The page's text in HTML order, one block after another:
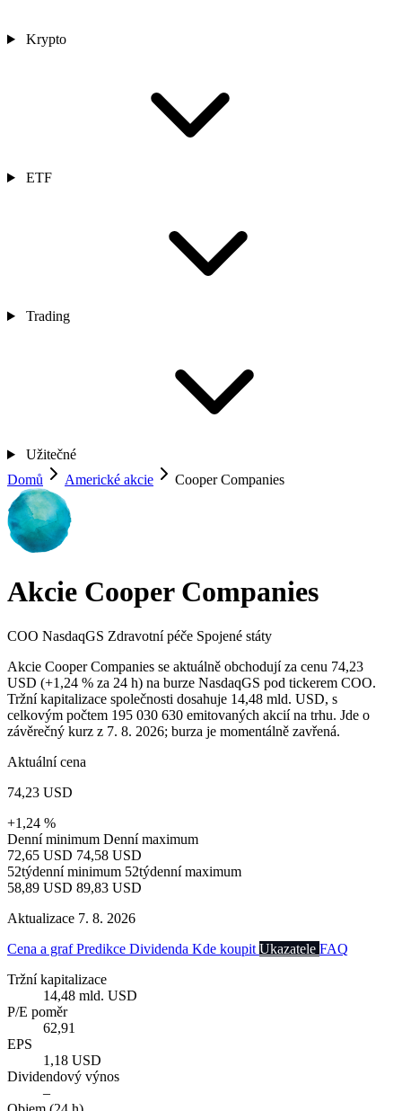
Krypto
ETF
Trading
Užitečné
Domů
Americké akcie Cooper Companies
Akcie Cooper Companies
COO NasdaqGS Zdravotní péče Spojené státy
Akcie Cooper Companies se aktuálně obchodují za cenu 74,23
USD (+1,24 % za 24 h) na burze NasdaqGS pod tickerem COO.
Tržní kapitalizace společnosti dosahuje 14,48 mld. USD, s
celkovým počtem 195 030 630 emitovaných akcií na trhu. Jde o
závěrečný kurz z 7. 8. 2026; burza je momentálně zavřená.
Aktuální cena
74,23 USD
+1,24 %
Denní minimum Denní maximum
72,65 USD 74,58 USD
52týdenní minimum 52týdenní maximum
58,89 USD 89,83 USD
Aktualizace 7. 8. 2026
Cena a grafPredikce Dividenda Kde koupit Ukazatele FAQ
Tržní kapitalizace
14,48 mld. USD
P/E poměr
62,91
EPS
1,18 USD
Dividendový výnos
–